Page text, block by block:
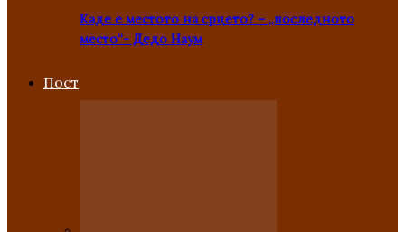
Каде е местото на срцето? – „последното
место“- Дедо Наум
Пост